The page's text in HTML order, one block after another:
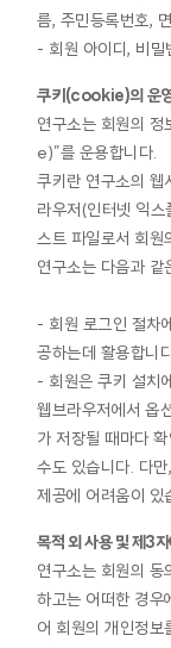
름, 주민등록번호,
- 회원 아이디, 비
쿠키(cookie)의 운
연구소는 회원의
e)”를 운용합니다.
쿠키란 연구소의 웹
라우저(인터넷 익스
스트 파일로서 회원
연구소는 다음과 같
- 회원 로그인 절차
공하는데 활용합니
- 회원은 쿠키 설치
웹브라우저에서 옵
가 저장될 때마다
수도 있습니다. 다
제공에 어려움이 있
목적 외 사용 및 제3
연구소는 회원의 동
하고는 어떠한 경우
어 회원의 개인정보